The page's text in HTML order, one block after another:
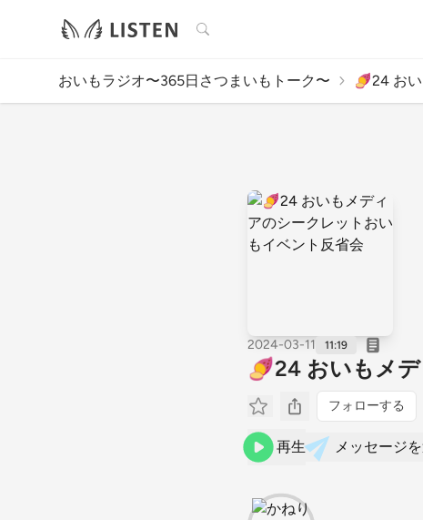
検索
おいもラジオ〜365日さつまいもトーク〜 🍠24 お
2024-03-11 11:19
🍠24 おいもメ
フォローする
再生 メッセージ